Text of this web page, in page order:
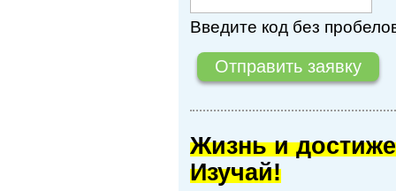
Введите код без
Жизнь и
Изучай!